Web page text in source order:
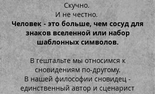
Скучно.
И не честно.
Человек - это больше, чем сосуд для
знаков вселенной или набор
шаблонных символов.
В гештальте мы относимся к
сновидениям по-другому.
В нашей философии сновидец -
единственный автор и сценарист